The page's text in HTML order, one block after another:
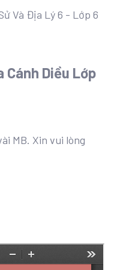
Và Địa Lý 6 - Lớp 6
Cánh Diều Lớp
MB. Xin vui lòng